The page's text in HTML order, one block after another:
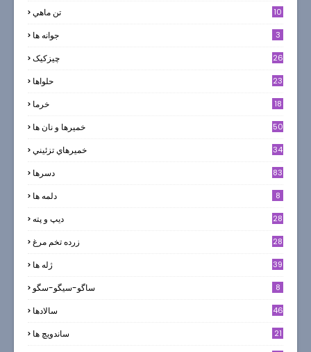
تن ماهي 10
جوانه ها 3
چیزکیک 26
حلواها 23
خرما 18
خميرها و نان ها 50
خميرهاي تزئيني 34
دسرها 83
دلمه ها 8
ديپ و پته 28
زرده تخم مرغ 28
ژله ها 39
ساگو-سیگو-سگو 8
سالادها 46
ساندویچ ها 21